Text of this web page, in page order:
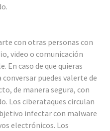
con otras personas con
video o comunicación
En caso de que quieras
puedes valerte de
de manera segura, con
Los ciberataques circulan
infectar con malware
electrónicos. Los